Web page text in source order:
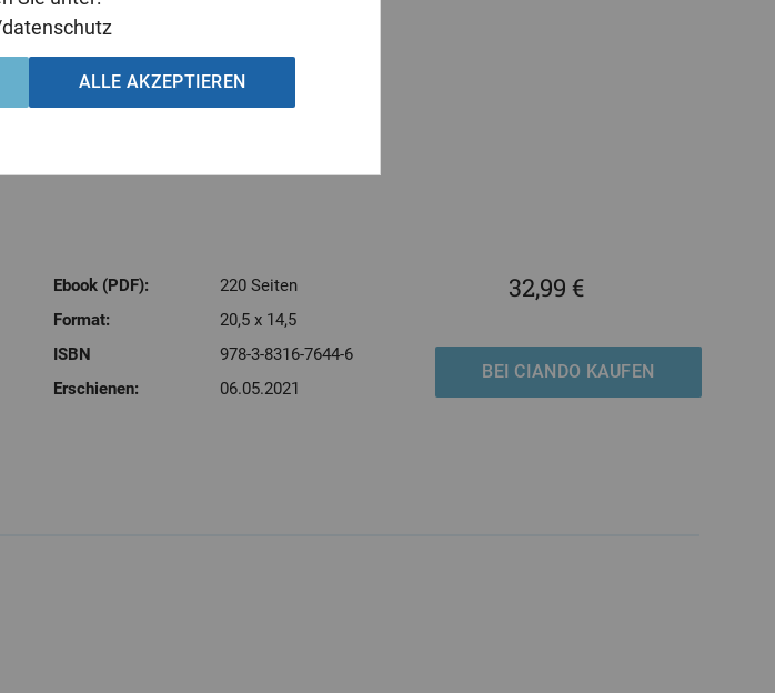
ALLE AKZEPTIEREN
Weise ausgestaltet werden kann.
Ebook (PDF):
220 Seiten
Format:
20,5 x 14,5
ISBN
978-3-8316-7644-6
Erschienen:
06.05.2021
32,99 €
BEI CIANDO KAUFEN